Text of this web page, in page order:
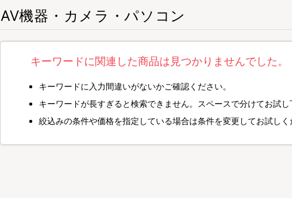
AV機器・カメラ・パソコン
キーワードに関連した商品は見つかりませんでした。
キーワードに入力間違いがないかご確認ください。
キーワードが長すぎると検索できません。スペースで分けてお試し
絞込みの条件や価格を指定している場合は条件を変更してお試しく